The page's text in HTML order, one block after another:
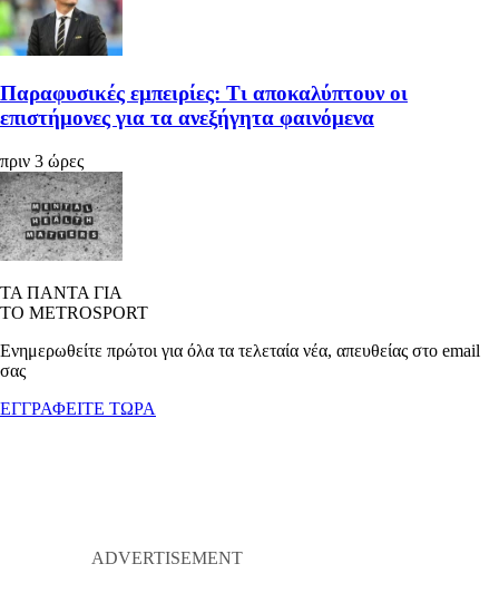
Παραφυσικές εμπειρίες: Τι αποκαλύπτουν οι
επιστήμονες για τα ανεξήγητα φαινόμενα
πριν 3 ώρες
ΤΑ ΠΑΝΤΑ ΓΙΑ
ΤΟ METROSPORT
Ενημερωθείτε πρώτοι για όλα τα τελεταία νέα, απευθείας στο email
σας
ΕΓΓΡΑΦΕΙΤΕ ΤΩΡΑ